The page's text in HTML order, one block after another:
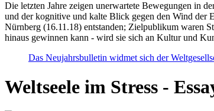
Die letzten Jahre zeigen unerwartete Bewegungen in
und der kognitive und kalte Blick gegen den Wind der
Nürnberg (16.11.18) entstanden; Zielpublikum waren
hinaus gewinnen kann - wird sie sich an Kultur und
Das Neujahrsbulletin widmet sich der
Weltseele im Stress -